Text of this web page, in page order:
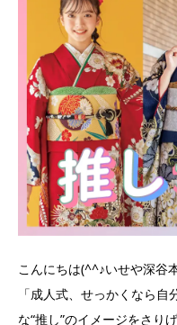
こんにちは(^^♪いせや深谷
「成人式、せっかくなら
な“推し”のイメージをさ